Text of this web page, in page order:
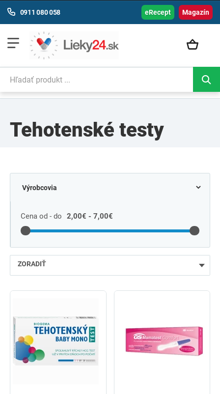
Magazín
0911 080 058 eRecept
Tehotenské testy
Cena od - do 2,00€ - 7,00€
ZORADIŤ
najpredávanejšie
podľa názvu od A